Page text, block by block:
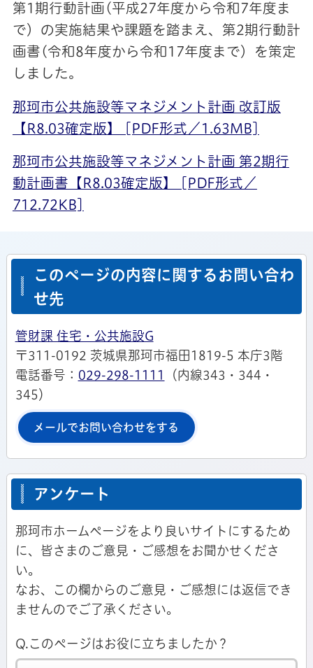
第1期行動計画(平成27年度から令和7年度ま
で）の実施結果や課題を踏まえ、第2期行動計
画書(令和8年度から令和17年度まで）を策定
しました。
那珂市公共施設等マネジメント計画 改訂版
【R8.03確定版】 [PDF形式／1.63MB]
那珂市公共施設等マネジメント計画 第2期行
動計画書【R8.03確定版】 [PDF形式／
712.72KB]
このページの内容に関するお問い合わ
せ先
管財課 住宅・公共施設G
〒311-0192 茨城県那珂市福田1819-5 本庁3階
電話番号： 029-298-1111
（内線343・344・
345）
メールでお問い合わせをする
アンケート
那珂市ホームページをより良いサイトにするため
に、皆さまのご意見・ご感想をお聞かせくださ
い。
なお、この欄からのご意見・ご感想には返信でき
ませんのでご了承ください。
Q.このページはお役に立ちましたか？